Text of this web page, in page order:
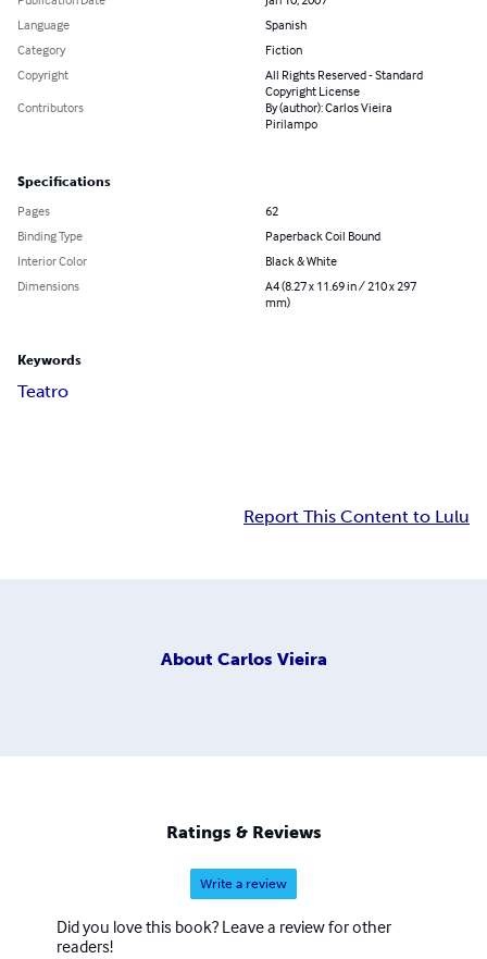
Language
Spanish
Category
Fiction
Copyright
All Rights Reserved - Standard
Copyright License
Contributors
By (author): Carlos Vieira
Pirilampo
Specifications
Pages
62
Binding Type
Paperback Coil Bound
Interior Color
Black & White
Dimensions
A4 (8.27 x 11.69 in / 210 x 297
mm)
Keywords
Teatro
Report This Content to Lulu
About Carlos Vieira
Ratings & Reviews
Write a review
Did you love this book? Leave a review for other
readers!